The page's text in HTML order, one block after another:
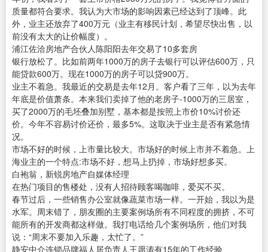
质量都符合要求。我认为大市场的影响因素已经达到了顶峰。此
外，业主还放弃了400万元（业主有移民计划，希望尽快出售，以
前没有太大的让价幅度）。
浦江佐洽房地产合伙人陈阳阳去年交易了10多套房
银行放松了。比如前两年1000万的房子去银行可以评估600万，只
能贷款600万。现在1000万的房子可以贷900万。
业主不着急。我最近的交易是去年12月。客户看了三年，以为去年
年底是价值萧条。本来我们卖掉了他的老房子-1000万的三居室，
买了2000万的毛坯叠加别墅，基本都是按照上市价10%讨价还
价。今年不容易讨价还价，最多5%。这取决于业主是否有紧急情
况。
市场不好的时候，上市量比较大。市场好的时候上市并不着急。上
海业主的一个特点:市场不好，想马上扔掉，市场好想多买。
白袍翁，新锐房地产自媒体经理
在热门项目的售楼处，没有人招待顾客喝咖啡，爱买不买。
春节过后，一些销售办公室就像蔬菜市场一样。一开始，我以为是
水军。周末错了，朋友圈的主要案例场所有不同程度的拥挤，不可
能所有的开发商都这样做。我打电话给几个案例场所，他们对我
说：“周末不要加入乐趣，太忙了。”
静安中介连锁品牌福人居负责人王愿涛有15年的工作经验